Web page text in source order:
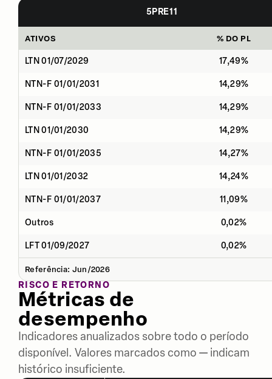
5PRE11
ATIVOS % DO PL
LTN 01/07/2029 17,49%
NTN-F 01/01/2031 14,29%
NTN-F 01/01/2033 14,29%
LTN 01/01/2030 14,29%
NTN-F 01/01/2035 14,27%
LTN 01/01/2032 14,24%
NTN-F 01/01/2037 11,09%
Outros 0,02%
LFT 01/09/2027 0,02%
Referência: Jun/2026
RISCO E RETORNO
Métricas de
desempenho
Indicadores anualizados sobre todo o período
disponível. Valores marcados como — indicam
histórico insuficiente.